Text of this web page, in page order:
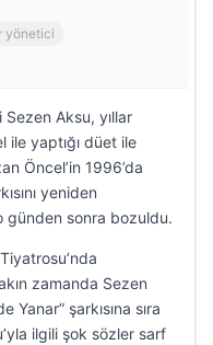
yönetici
Sezen Aksu, yıllar
ile yaptığı düet ile
Öncel’in 1996’da
yeniden
günden sonra bozuldu.
zamanda Sezen
Yanar” şarkısına sıra
ilgili şok sözler sarf